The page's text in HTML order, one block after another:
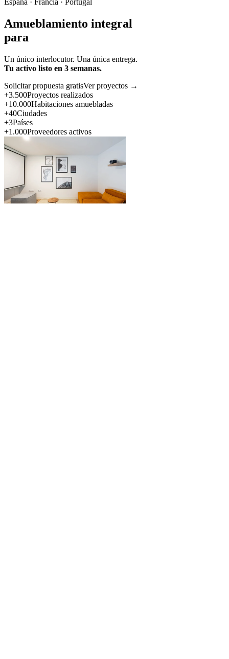
España · Francia · Portugal
Amueblamiento integral
para
Un único interlocutor. Una única entrega.
Tu activo listo en 3 semanas.
Solicitar propuesta gratisVer proyectos →
+3.500Proyectos realizados
+10.000Habitaciones amuebladas
+40Ciudades
+3Países
+1.000Proveedores activos